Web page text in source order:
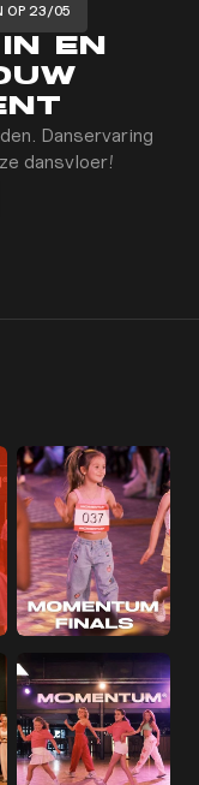
OP 23/05
EN
Danservaring
dansvloer!